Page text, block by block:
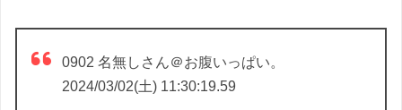
0902 名無しさん＠お腹いっぱい。
2024/03/02(土) 11:30:19.59